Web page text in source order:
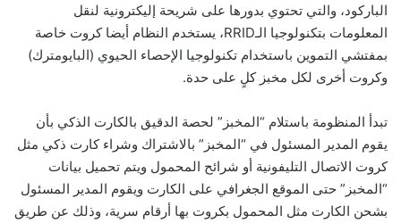
الباركود، والتي تحتوي بدورها على شريحة إليكترونية لنقل
المعلومات بتكنولوجيا الـRRID، يستخدم النظام أيضا كروت خاصة
بمفتشي التموين باستخدام تكنولوجيا الإحصاء الحيوي (البايومترك)
وكروت أخرى لكل مخبز كلٍ على حدة.
تبدأ المنظومة باستلام “المخبز” لحصة الدقيق بالكارت الذكي بأن
يقوم المدير المسئول في “المخبز” بالاشتراك وشراء كارت ذكي مثل
كروت الاتصال التليفونية أو شرائح المحمول ويتم تحميل بيانات
“المخبز” حتى الموقع الجغرافي على الكارت ويقوم المدير المسئول
بشحن الكارت مثل المحمول بكروت بها أرقام سرية، وذلك عن طريق